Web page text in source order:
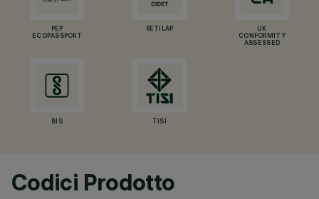
PEP
ECOPASSPORT
RETILAP
UK
CONFORMITY
ASSESSED
BIS TISI
Codici Prodotto